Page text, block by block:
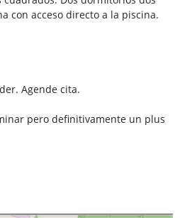
con acceso directo a la piscina.
Agende cita.
pero definitivamente un plus